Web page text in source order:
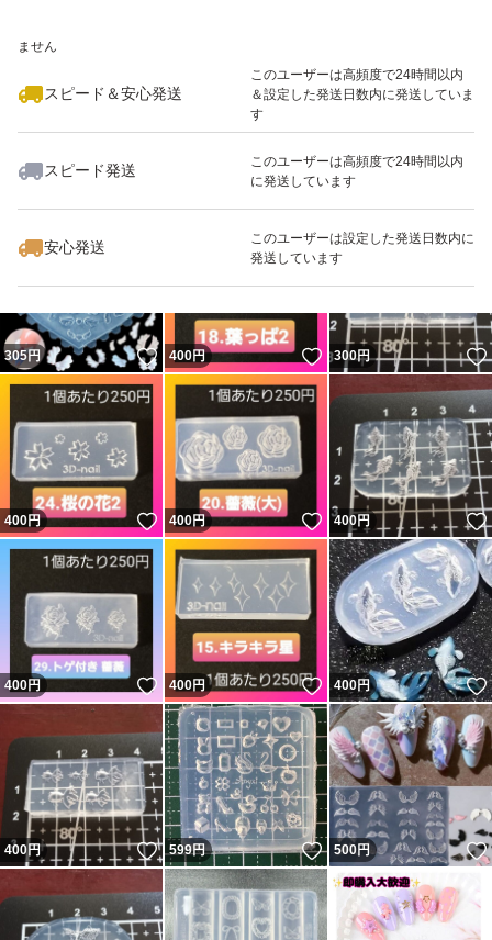
11.金魚
12.貝殻&ヒトデ
17.葉っぱ1
19.蝶
20.薔薇(大)
21.薔薇(小)
22.梅の花
23.桜の花1
24.桜の花2
25.アルファベット(小文字)
27.組立式 ユリ
28.星の花
29.トゲ付き 薔薇
30.水仙&桔梗
31.太陽の花
32.ペアハート
※海外製品の為スレやバリ、部分的に型の厚さの不均一な
どがある場合もありますが製作に支障はございません。
ご了承願います。
ません
スピード＆安心発送
このユーザーは高頻度で24時間以内
＆設定した発送日数内に発送していま
す
スピード発送
このユーザーは高頻度で24時間以内
に発送しています
安心発送
このユーザーは設定した発送日数内に
発送しています
いいね！
530
305円 いいね！
400円 いいね！
300円
400円 いいね！
400円 いいね！
400円
400円 いいね！
400円 いいね！
400円
400円 いいね！
599円 いいね！
500円